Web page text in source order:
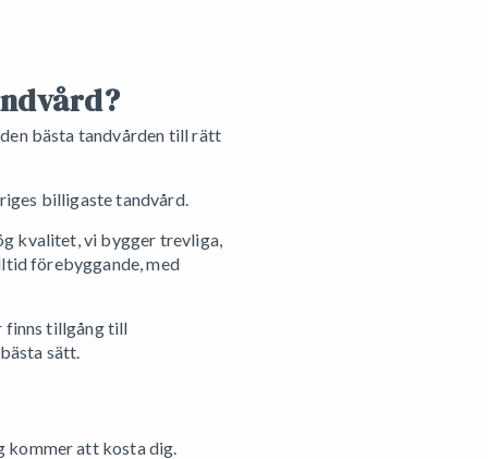
bästa tandvården till rätt
billigaste tandvård.
kvalitet, vi bygger trevliga,
förebyggande, med
finns tillgång till
sätt.
kommer att kosta dig.